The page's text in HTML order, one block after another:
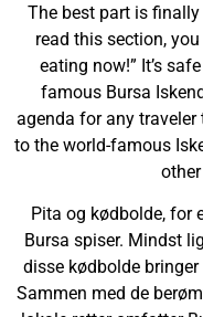
The best part is
read this section,
eating now!” It’s
famous Bursa
agenda for any
to the world-famous
Pita og kødbolde, for
Bursa spiser. Mindst
disse kødbolde
Sammen med de